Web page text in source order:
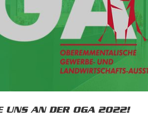
UNS AN DER OGA 2022!